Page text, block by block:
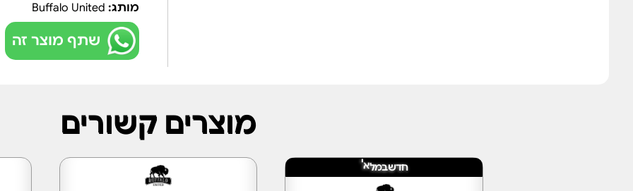
מותג: Buffalo United
שתף מוצר זה
מוצרים קשורים
חדשבמלאי